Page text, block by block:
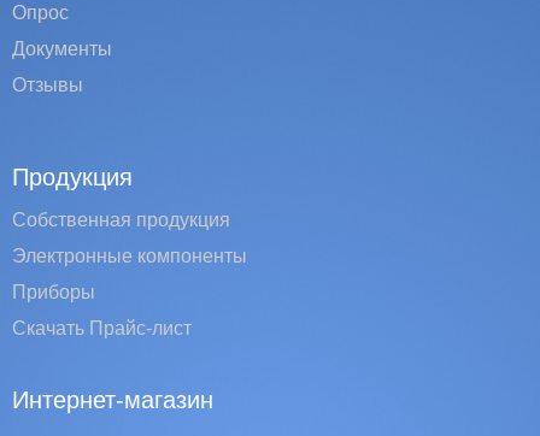
Опрос
Документы
Отзывы
Продукция
Собственная продукция
Электронные компоненты
Приборы
Скачать Прайс-лист
Интернет-магазин